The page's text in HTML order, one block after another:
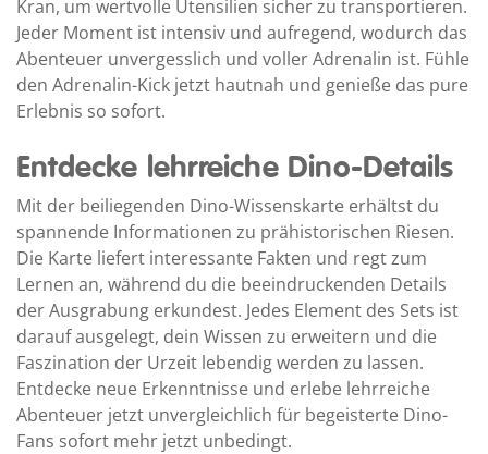
Kran, um wertvolle Utensilien sicher zu transportieren.
Jeder Moment ist intensiv und aufregend, wodurch das
Abenteuer unvergesslich und voller Adrenalin ist. Fühle
den Adrenalin-Kick jetzt hautnah und genieße das pure
Erlebnis so sofort.
Entdecke lehrreiche Dino-Details
Mit der beiliegenden Dino-Wissenskarte erhältst du
spannende Informationen zu prähistorischen Riesen.
Die Karte liefert interessante Fakten und regt zum
Lernen an, während du die beeindruckenden Details
der Ausgrabung erkundest. Jedes Element des Sets ist
darauf ausgelegt, dein Wissen zu erweitern und die
Faszination der Urzeit lebendig werden zu lassen.
Entdecke neue Erkenntnisse und erlebe lehrreiche
Abenteuer jetzt unvergleichlich für begeisterte Dino-
Fans sofort mehr jetzt unbedingt.